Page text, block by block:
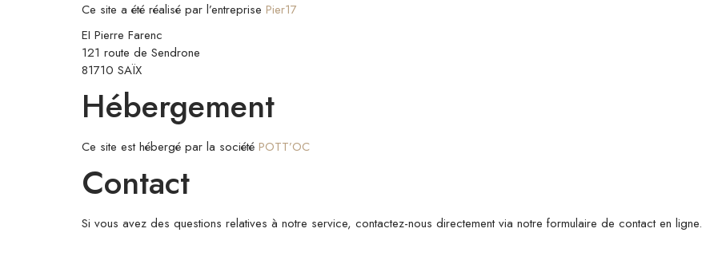
Ce site a été réalisé par l’entreprise Pier17
EI Pierre Farenc
121 route de Sendrone
81710 SAÏX
Hébergement
Ce site est hébergé par la société POTT’OC
Contact
Si vous avez des questions relatives à notre service, contactez-nous directement via notre formulaire de contact en ligne.